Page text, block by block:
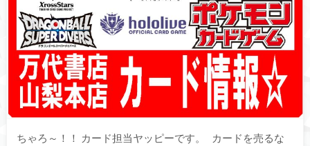
ちゃろ～！！ カード担当ヤッピーです。 カードを売るな